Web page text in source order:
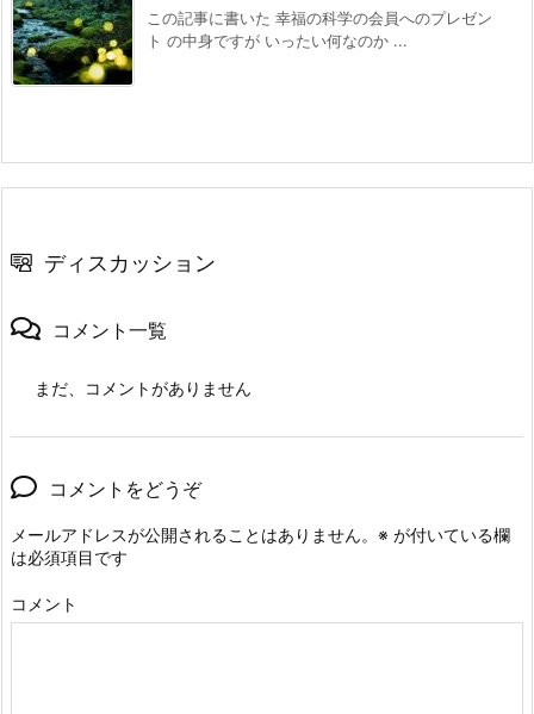
この記事に書いた 幸福の科学の会員へのプレゼン
ト の中身ですが いったい何なのか ...
ディスカッション
コメント一覧
まだ、コメントがありません
コメントをどうぞ
メールアドレスが公開されることはありません。 ※ が付いている欄
は必須項目です
コメント